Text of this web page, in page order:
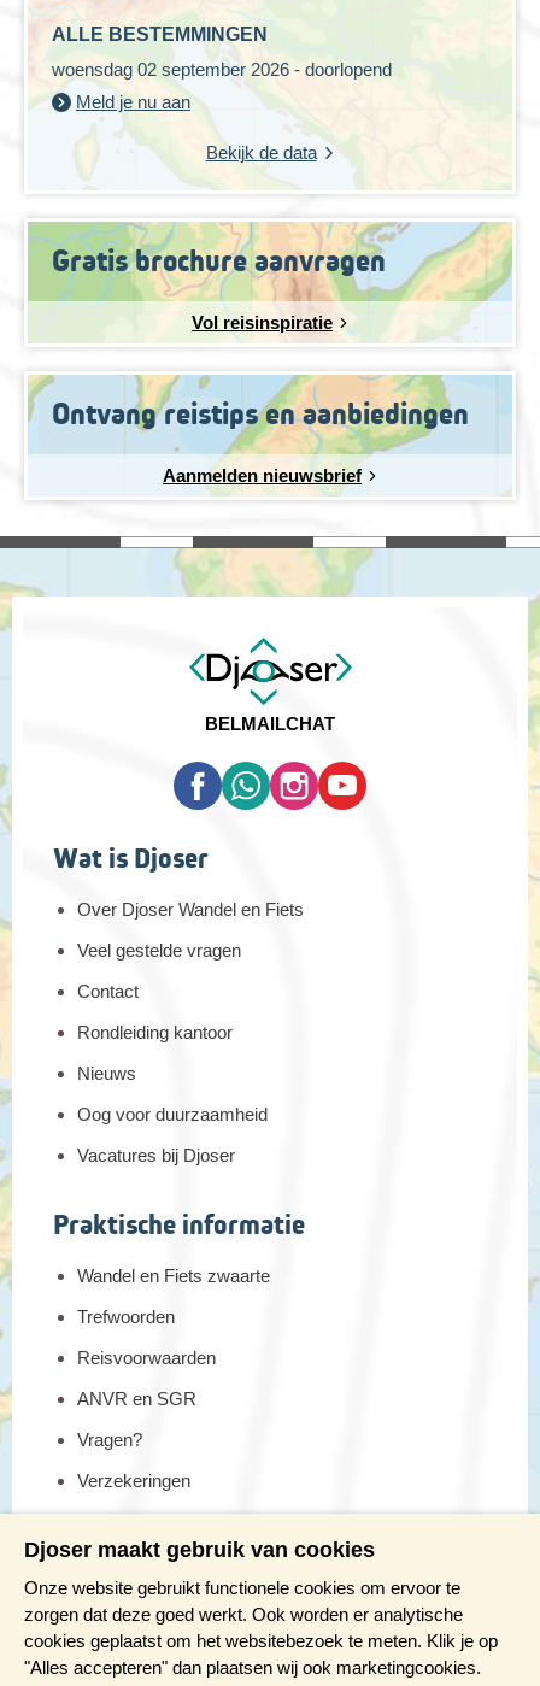
ALLE BESTEMMINGEN
woensdag 02 september 2026 - doorlopend
Meld je nu aan
Bekijk de data
Gratis brochure aanvragen
Vol reisinspiratie
Ontvang reistips en aanbiedingen
Aanmelden nieuwsbrief
BELMAILCHAT
Wat is Djoser
Over Djoser Wandel en Fiets
Veel gestelde vragen
Contact
Rondleiding kantoor
Nieuws
Oog voor duurzaamheid
Vacatures bij Djoser
Praktische informatie
Wandel en Fiets zwaarte
Trefwoorden
Reisvoorwaarden
ANVR en SGR
Vragen?
Verzekeringen
Meer weten?
Brochure aanvragen
Djoser maakt gebruik van cookies
Onze website gebruikt functionele cookies om ervoor te
zorgen dat deze goed werkt. Ook worden er analytische
cookies geplaatst om het websitebezoek te meten. Klik je op
"Alles accepteren" dan plaatsen wij ook marketingcookies.